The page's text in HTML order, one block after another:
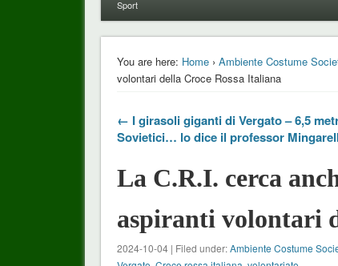
Sport
You are here: Home› Ambiente Costume
volontari della Croce Rossa Italiana
← I girasoli giganti di Vergato – 6,5
Sovietici… lo dice il professor
La C.R.I. cerca
aspiranti volontari
2024-10-04 | Filed under:Ambiente Costume